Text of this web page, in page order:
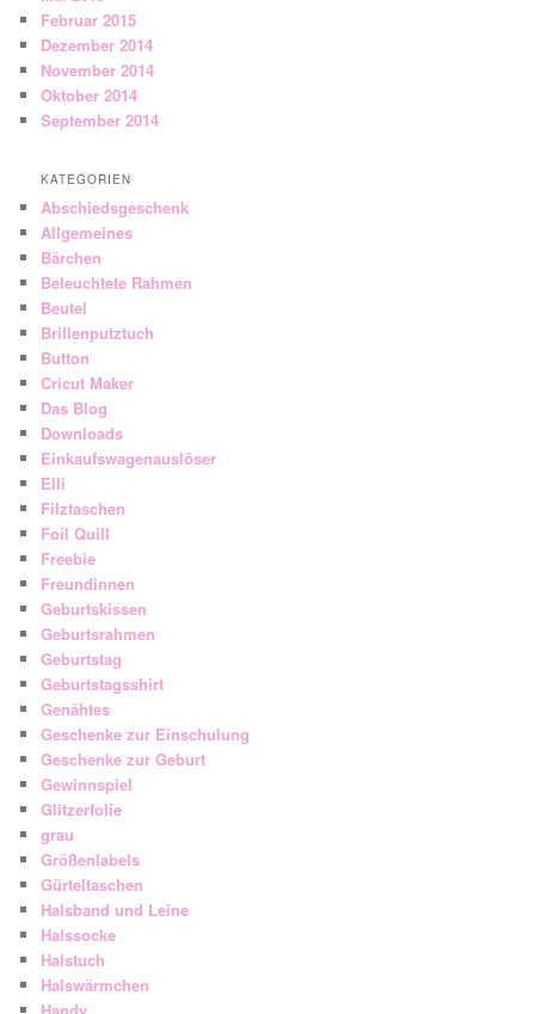
Februar 2015
Dezember 2014
November 2014
Oktober 2014
September 2014
KATEGORIEN
Abschiedsgeschenk
Allgemeines
Bärchen
Beleuchtete Rahmen
Beutel
Brillenputztuch
Button
Cricut Maker
Das Blog
Downloads
Einkaufswagenauslöser
Elli
Filztaschen
Foil Quill
Freebie
Freundinnen
Geburtskissen
Geburtsrahmen
Geburtstag
Geburtstagsshirt
Genähtes
Geschenke zur Einschulung
Geschenke zur Geburt
Gewinnspiel
Glitzerfolie
grau
Größenlabels
Gürteltaschen
Halsband und Leine
Halssocke
Halstuch
Halswärmchen